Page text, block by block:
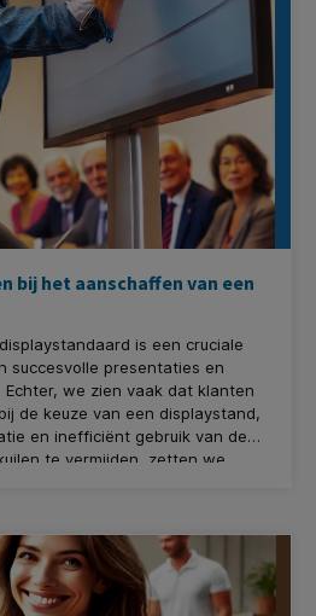
bij het aanschaffen van een
is een cruciale
succesvolle presentaties en
we zien vaak dat klanten
de keuze van een displaystand,
en inefficiënt gebruik van de
te vermijden, zetten we